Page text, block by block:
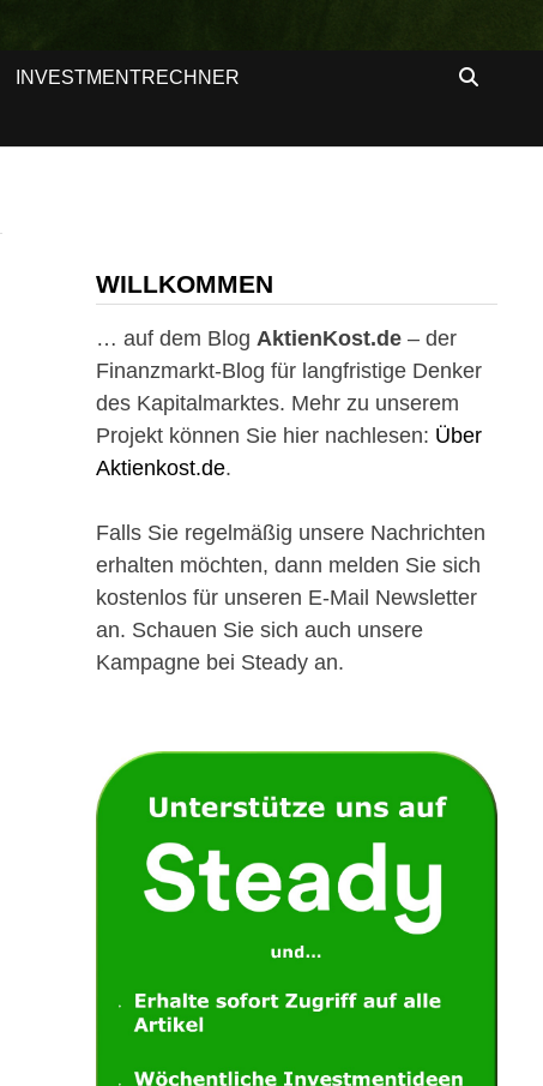
INVESTMENTRECHNER
WILLKOMMEN
… auf dem Blog AktienKost.de– der
Finanzmarkt-Blog für langfristige Denker
des Kapitalmarktes. Mehr zu unserem
Projekt können Sie hier nachlesen: Über
Aktienkost.de.
Falls Sie regelmäßig unsere Nachrichten
erhalten möchten, dann melden Sie sich
kostenlos für unseren E-Mail Newsletter
an. Schauen Sie sich auch unsere
Kampagne bei Steady an.